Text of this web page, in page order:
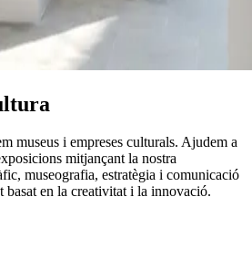
museus i empreses culturals. Ajudem a
mitjançant la nostra
museografia, estratègia i comunicació
basat en la creativitat i la innovació.